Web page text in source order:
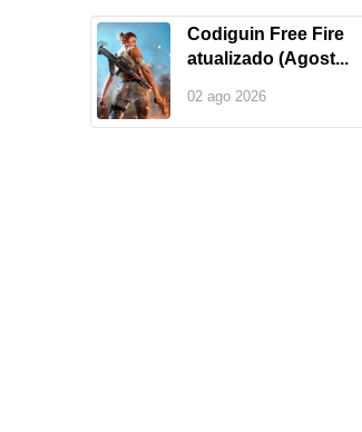
Codiguin Free Fire
atualizado (Agost...
02 ago 2026